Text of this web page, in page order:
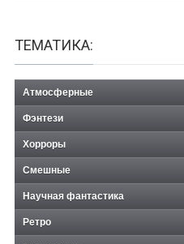
ТЕМАТИКА:
Атмосферные
Фэнтези
Хорроры
Смешные
Научная фантастика
Ретро